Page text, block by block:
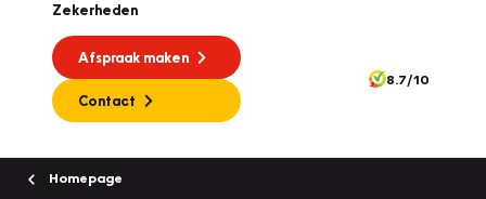
Zekerheden
Afspraak maken
Contact
8.7/10
Homepage